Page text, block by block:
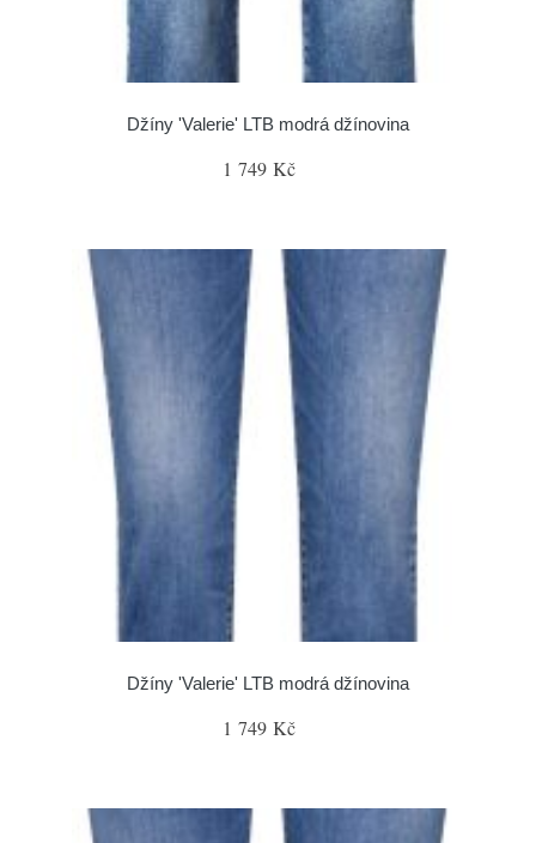
Džíny 'Valerie' LTB modrá džínovina
1 749 Kč
Džíny 'Valerie' LTB modrá džínovina
1 749 Kč